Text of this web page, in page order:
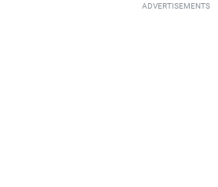
ADVERTISEMENTS